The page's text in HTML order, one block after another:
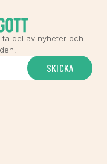
del av nyheter och
SKICKA